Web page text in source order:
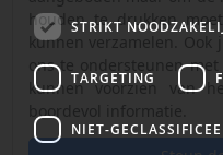
houden te drukken
kunnen verzamelen.
ons te ondersteunen
kunnen voorzien van
boordevol informatie.
STRIKT
TARGETING
NIET-